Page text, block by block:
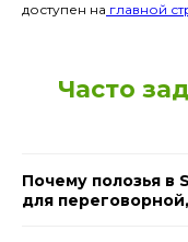
доступен на главной
Часто
Почему полозья в
для